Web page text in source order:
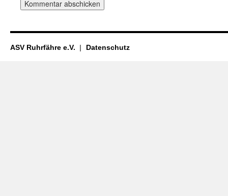
ASV Ruhrfähre e.V. Datenschutz